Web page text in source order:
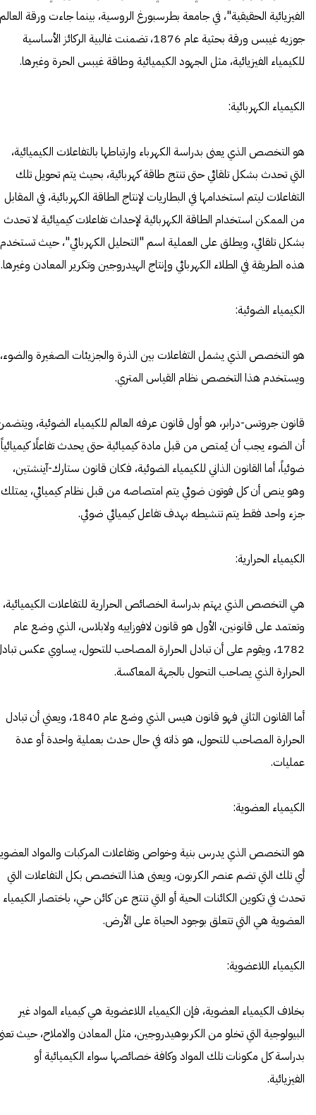
الفيزيائية الحقيقية"، في جامعة بطرسبورغ الروسية، بينما جاءت ورقة العالم
جوزيه غيبس ورقة بحثية عام 1876، تضمنت غالبية الركائز الأساسية
للكيمياء الفيزيائية، مثل الجهود الكيميائية وطاقة غيبس الحرة وغيرها.
الكيمياء الكهربائية:
هو التخصص الذي يعنى بدراسة الكهرباء وارتباطها بالتفاعلات الكيميائية،
التي تحدث بشكل تلقائي حتى تنتج طاقة كهربائية، بحيث يتم تحويل تلك
التفاعلات ليتم استخدامها في البطاريات لإنتاج الطاقة الكهربائية، في المقابل
من الممكن استخدام الطاقة الكهربائية لإحداث تفاعلات كيميائية لا تحدث
بشكل تلقائي، ويطلق على العملية اسم "التحليل الكهربائي"، حيث تستخدم
هذه الطريقة في الطلاء الكهربائي وإنتاج الهيدروجين وتكرير المعادن وغيرها.
الكيمياء الضوئية:
هو التخصص الذي يشمل التفاعلات بين الذرة والجزيئات الصغيرة والضوء،
ويستخدم هذا التخصص نظام القياس المتري.
قانون جروتس-درابر، هو أول قانون عرفه العالم للكيمياء الضوئية،
أن الضوء يجب أن يُمتص من قبل مادة كيميائية حتى يحدث تفاعلًا كيميائياً
ضوئياً، أما القانون الذاني للكيمياء الضوئية، فكان قانون ستارك-آينشتين،
وهو ينص أن كل فوتون ضوئي يتم امتصاصه من قبل نظام كيميائي، يمتلك
جزء واحد فقط يتم تنشيطه بهدف تفاعل كيميائي ضوئي.
الكيمياء الحرارية:
هي التخصص الذي يهتم بدراسة الخصائص الحرارية للتفاعلات الكيميائية،
وتعتمد على قانونين، الأول هو قانون لافوزاييه ولابلاس، الذي وضع عام
1782، ويقوم على أن تبادل الحرارة المصاحب للتحول، يساوي عكس
الحرارة الذي يصاحب التحول بالجهة المعاكسة.
أما القانون الثاني فهو قانون هيس الذي وضع عام 1840، ويعني أن تبادل
الحرارة المصاحب للتحول، هو ذاته في حال حدث بعملية واحدة أو عدة
عمليات.
الكيمياء العضوية:
هو التخصص الذي يدرس بنية وخواص وتفاعلات المركبات والمواد
أي تلك التي تضم عنصر الكربون، ويعنى هذا التخصص بكل التفاعلات التي
تحدث في تكوين الكائنات الحية أو التي تنتج عن كائن حي، باختصار الكيمياء
العضوية هي التي تتعلق بوجود الحياة على الأرض.
الكيمياء اللاعضوية:
بخلاف الكيمياء العضوية، فإن الكيمياء اللاعضوية هي كيمياء المواد غير
البيولوجية التي تخلو من الكربوهيدروجين، مثل المعادن والاملاح، حيث
بدراسة كل مكونات تلك المواد وكافة خصائصها سواء الكيميائية أو
الفيزيائية.